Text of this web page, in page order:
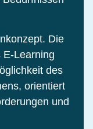
Die
E-Learning
des
orientiert
und